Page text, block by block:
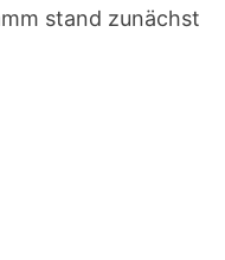
stand zunächst